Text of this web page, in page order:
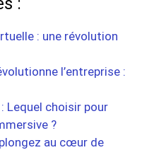
: une révolution
l’entreprise :
: Lequel choisir pour
?
au cœur de